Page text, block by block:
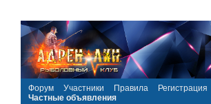
Форум Участники Правила Регистрация
Частные объявления